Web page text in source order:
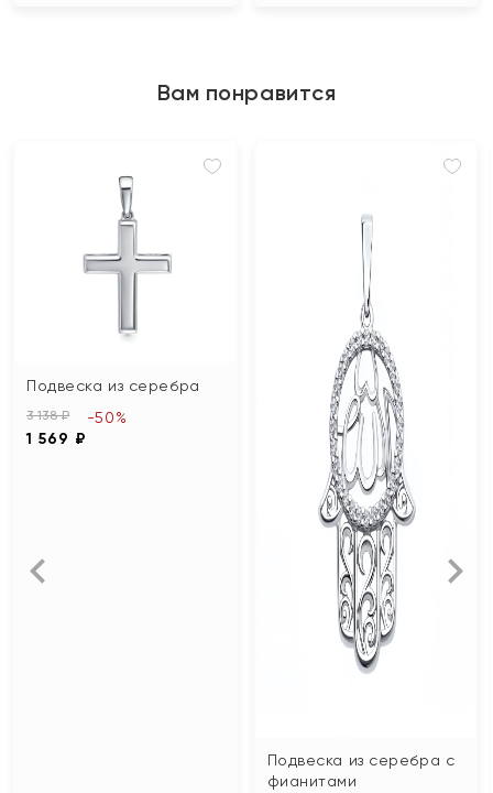
Вам понравится
Подвеска из серебра
3 138 ₽
1 569 ₽
-50%
Подвеска из серебра с
фианитами